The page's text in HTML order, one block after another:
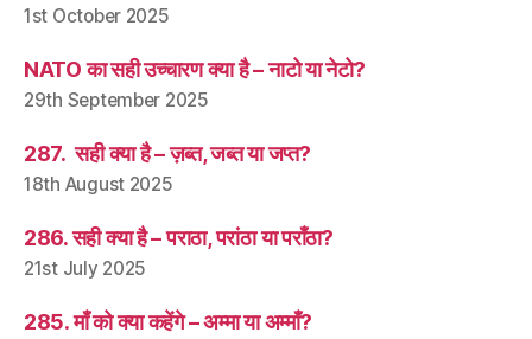
1st October 2025
NATO का सही उच्चारण क्या है – नाटो या नेटो?
29th September 2025
287. सही क्या है – ज़ब्त, जब्त या जप्त?
18th August 2025
286. सही क्या है – पराठा, परांठा या पराँठा?
21st July 2025
285. माँ को क्या कहेंगे – अम्मा या अम्माँ?